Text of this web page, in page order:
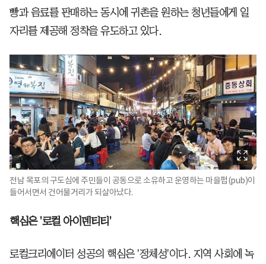
빵과 음료를 판매하는 동시에 귀촌을 원하는 청년들에게 일
자리를 제공해 정착을 유도하고 있다.
전남 목포의 구도심에 주민들이 공동으로 소유하고 운영하는 마을펍(pub)이
들어서면서 건어물거리가 되살아났다.
핵심은 '로컬 아이덴티티'
로컬크리에이터 성공의 핵심은 '정체성'이다. 지역 사회에 녹